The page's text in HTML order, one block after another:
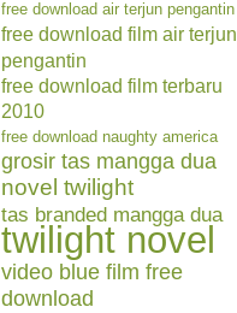
free download air terjun pengantin
free download film air terjun
pengantin
free download film terbaru
2010
free download naughty america
grosir tas mangga dua
novel twilight
tas branded mangga dua
twilight novel
video blue film free
download